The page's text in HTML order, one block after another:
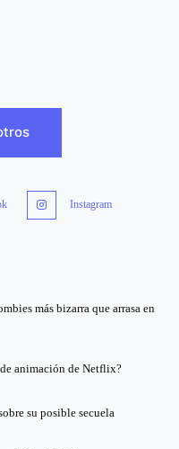
Instagram
más bizarra que arrasa en
animación de Netflix?
su posible secuela